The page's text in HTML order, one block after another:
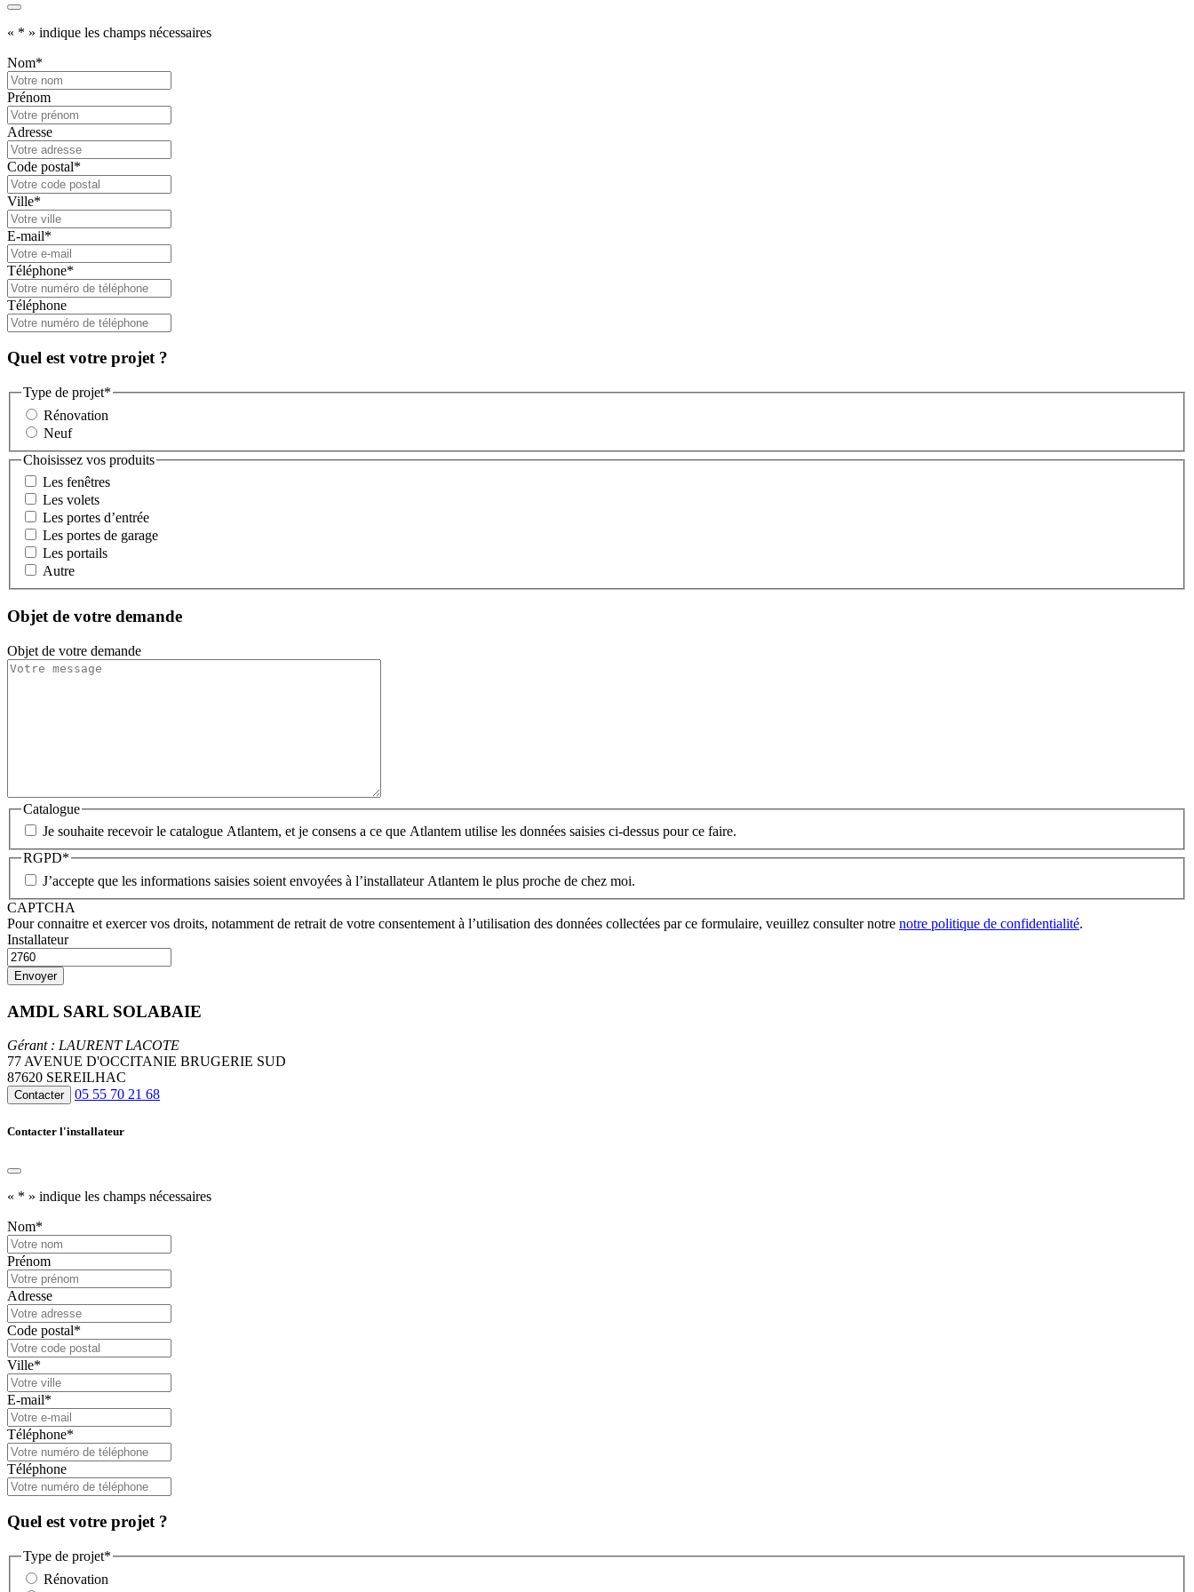
« * » indique les champs nécessaires
Nom*
Prénom
Adresse
Code postal*
Ville*
E-mail*
Téléphone*
Téléphone
Quel est votre projet ?
Type de projet*
Rénovation
Neuf
Choisissez vos produits
Les fenêtres
Les volets
Les portes d’entrée
Les portes de garage
Les portails
Autre
Objet de votre demande
Objet de votre demande
Catalogue
Je souhaite recevoir le catalogue Atlantem, et je consens a ce que Atlantem utilise les données saisies ci-dessus pour ce faire.
RGPD*
J’accepte que les informations saisies soient envoyées à l’installateur Atlantem le plus proche de chez moi.
CAPTCHA
Pour connaitre et exercer vos droits, notamment de retrait de votre consentement à l’utilisation des données collectées par ce formulaire, veuillez consulter notre notre politique de confidentialité.
Installateur
AMDL SARL SOLABAIE
Gérant : LAURENT LACOTE
77 AVENUE D'OCCITANIE BRUGERIE SUD
87620 SEREILHAC
Contacter 05 55 70 21 68
Contacter l'installateur
« * » indique les champs nécessaires
Nom*
Prénom
Adresse
Code postal*
Ville*
E-mail*
Téléphone*
Téléphone
Quel est votre projet ?
Type de projet*
Rénovation